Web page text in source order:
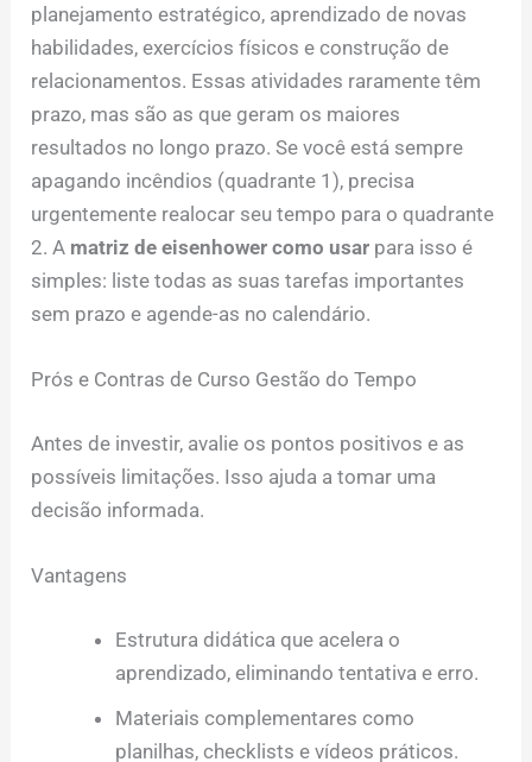
planejamento estratégico, aprendizado de novas
habilidades, exercícios físicos e construção de
relacionamentos. Essas atividades raramente têm
prazo, mas são as que geram os maiores
resultados no longo prazo. Se você está sempre
apagando incêndios (quadrante 1), precisa
urgentemente realocar seu tempo para o quadrante
2. A matriz de eisenhower como usar para isso é
simples: liste todas as suas tarefas importantes
sem prazo e agende-as no calendário.
Prós e Contras de Curso Gestão do Tempo
Antes de investir, avalie os pontos positivos e as
possíveis limitações. Isso ajuda a tomar uma
decisão informada.
Vantagens
Estrutura didática que acelera o
aprendizado, eliminando tentativa e erro.
Materiais complementares como
planilhas, checklists e vídeos práticos.